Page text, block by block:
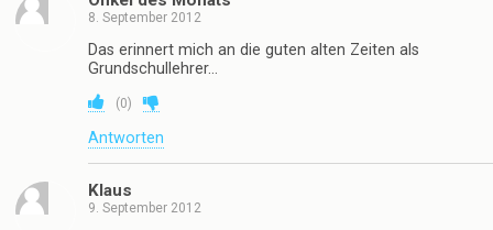
8. September 2012
Das erinnert mich an die guten alten Zeiten als
Grundschullehrer…
(0)
Antworten
Klaus
9. September 2012